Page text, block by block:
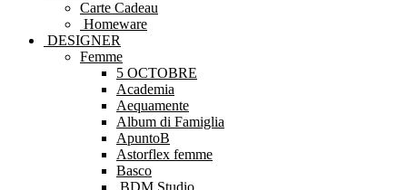
Carte Cadeau
Homeware
DESIGNER
Femme
5 OCTOBRE
Academia
Aequamente
Album di Famiglia
ApuntoB
Astorflex femme
Basco
BDM Studio